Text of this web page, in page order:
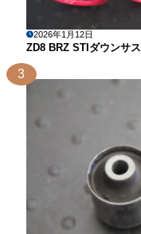
2026年1月12日
ZD8 BRZ STIダウンサス
3